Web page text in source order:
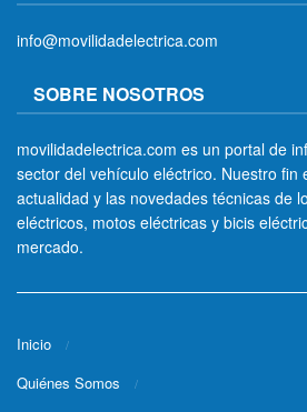
info@movilidadelectrica.com
SOBRE NOSOTROS
movilidadelectrica.com es un portal de
sector del vehículo eléctrico. Nuestro fin
actualidad y las novedades técnicas de
eléctricos, motos eléctricas y bicis
mercado.
Inicio
Quiénes Somos